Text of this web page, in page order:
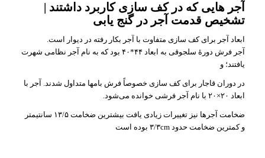
آجر هایی که در کف سازی کاربرد داشتند |
تشخیص قدمت آجر در گنج یابی
ابعاد آجر برای کف سازی متفاوت با آجر بکار رفته در دیوار است.
آجر فرش دورهٔ سلجوقی به ابعاد ۴۴*۴۰ بود که به نام آجر نظامی شهرت
یافتند؛ و
در دوران قاجار برای کف سازی خصوصاً فرش بامها متداول شدند. آجر با
ابعاد ۲۰×۲۰ با نام آجر فرشی خوانده می‌شود.
ضخامت آجرها نیز تغییرات زیادی یافت بیشترین ضخامت ۱۳/۵ سانتیمتر
و کمترین ضخامت حدود ۳/۳cm بوده است